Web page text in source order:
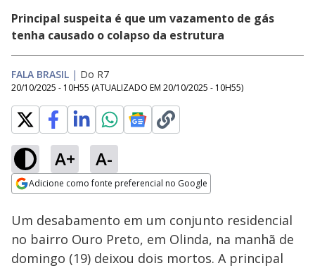
Principal suspeita é que um vazamento de gás
tenha causado o colapso da estrutura
FALA BRASIL | Do R7
20/10/2025 - 10H55 (ATUALIZADO EM 20/10/2025 - 10H55)
A+ A-
Adicione como fonte preferencial no Google
Ativar
Loaded
26.85%
Um desabamento em um conjunto residencial
no bairro Ouro Preto, em Olinda, na manhã de
domingo (19) deixou dois mortos. A principal